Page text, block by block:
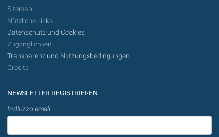
Sitemap
Nützliche Links
Datenschutz und Cookies
Zugänglichkeit
Transparenz und Nutzungsbedingungen
Credits
NEWSLETTER REGISTRIEREN
Indirizzo email